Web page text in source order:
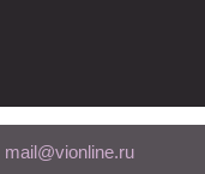
mail@vionline.ru